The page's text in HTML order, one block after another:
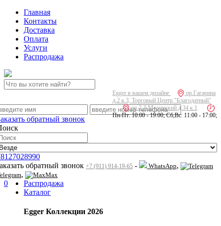
Главная
Контакты
Доставка
Оплата
Услуги
Распродажа
Egger в вашем дизайне
пр.Гагарина
д.2 к.3, Торговый Центр "Благодатный"
пр.2-й Муринский д.34 к.1
Пн-Пт: 10:00 - 19:00; Сб,Вс: 11:00 - 17:00;
обратный звонок
обратный звонок +7 (911) 914-19-65 - WhatsApp,
, Max
0
Распродажа
Каталог
Egger Коллекции 2026